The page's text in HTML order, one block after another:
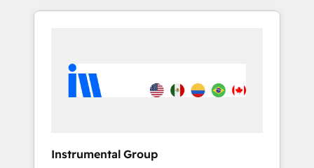
blend of HubSpot expertise & eminent
HubSpot experience 🤝HubSpot Premier
Integration partner 🤝Google Premier Partner
Harnessing the full potential of the powerful
Instrumental Group